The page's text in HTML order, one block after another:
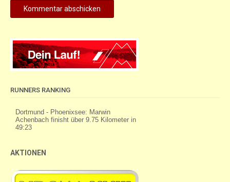
RUNNERS RANKING
AKTIONEN